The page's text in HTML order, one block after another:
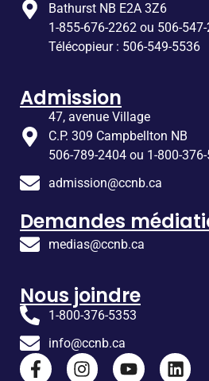
Bathurst NB E2A 3Z6
1-855-676-2262 ou 506-
Télécopieur : 506-549-5536
Admission
47, avenue Village
C.P. 309 Campbellton NB
506-789-2404 ou 1-800-
admission@ccnb.ca
Demandes
medias@ccnb.ca
Nous joindre
1-800-376-5353
info@ccnb.ca